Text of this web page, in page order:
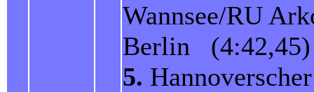
Wannsee/RU
Berlin (4:42,45)
5. Hannoverscher